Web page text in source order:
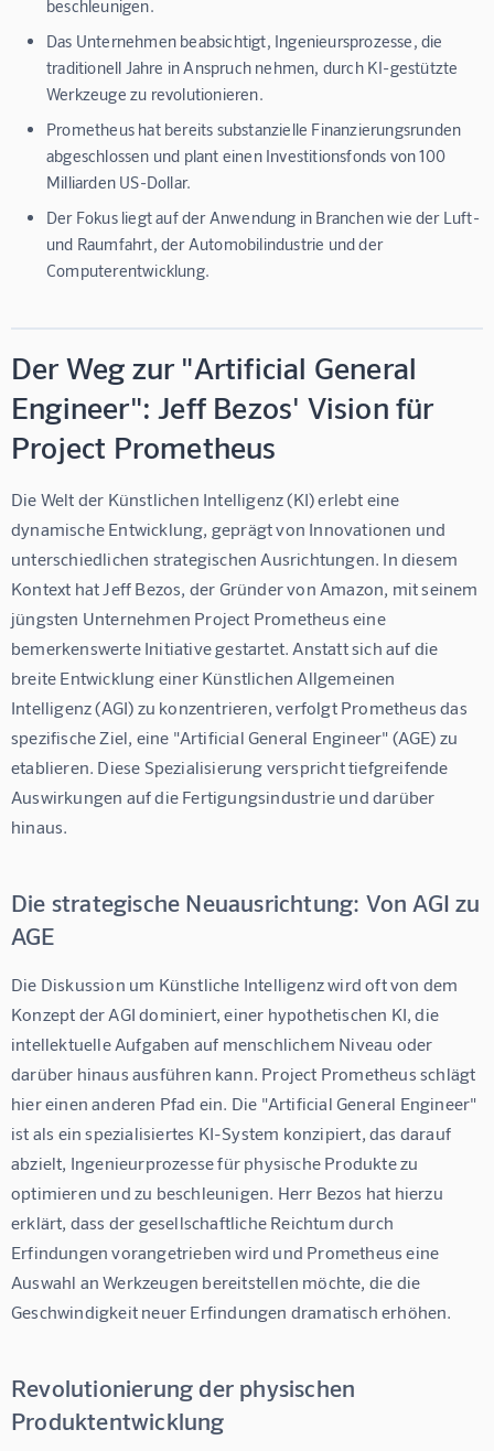
beschleunigen.
Das Unternehmen beabsichtigt, Ingenieursprozesse, die
traditionell Jahre in Anspruch nehmen, durch KI-gestützte
Werkzeuge zu revolutionieren.
Prometheus hat bereits substanzielle Finanzierungsrunden
abgeschlossen und plant einen Investitionsfonds von 100
Milliarden US-Dollar.
Der Fokus liegt auf der Anwendung in Branchen wie der Luft-
und Raumfahrt, der Automobilindustrie und der
Computerentwicklung.
Der Weg zur "Artificial General
Engineer": Jeff Bezos' Vision für
Project Prometheus
Die Welt der Künstlichen Intelligenz (KI) erlebt eine
dynamische Entwicklung, geprägt von Innovationen und
unterschiedlichen strategischen Ausrichtungen. In diesem
Kontext hat Jeff Bezos, der Gründer von Amazon, mit seinem
jüngsten Unternehmen Project Prometheus eine
bemerkenswerte Initiative gestartet. Anstatt sich auf die
breite Entwicklung einer Künstlichen Allgemeinen
Intelligenz (AGI) zu konzentrieren, verfolgt Prometheus das
spezifische Ziel, eine "Artificial General Engineer" (AGE) zu
etablieren. Diese Spezialisierung verspricht tiefgreifende
Auswirkungen auf die Fertigungsindustrie und darüber
hinaus.
Die strategische Neuausrichtung: Von AGI zu
AGE
Die Diskussion um Künstliche Intelligenz wird oft von dem
Konzept der AGI dominiert, einer hypothetischen KI, die
intellektuelle Aufgaben auf menschlichem Niveau oder
darüber hinaus ausführen kann. Project Prometheus schlägt
hier einen anderen Pfad ein. Die "Artificial General Engineer"
ist als ein spezialisiertes KI-System konzipiert, das darauf
abzielt, Ingenieurprozesse für physische Produkte zu
optimieren und zu beschleunigen. Herr Bezos hat hierzu
erklärt, dass der gesellschaftliche Reichtum durch
Erfindungen vorangetrieben wird und Prometheus eine
Auswahl an Werkzeugen bereitstellen möchte, die die
Geschwindigkeit neuer Erfindungen dramatisch erhöhen.
Revolutionierung der physischen
Produktentwicklung